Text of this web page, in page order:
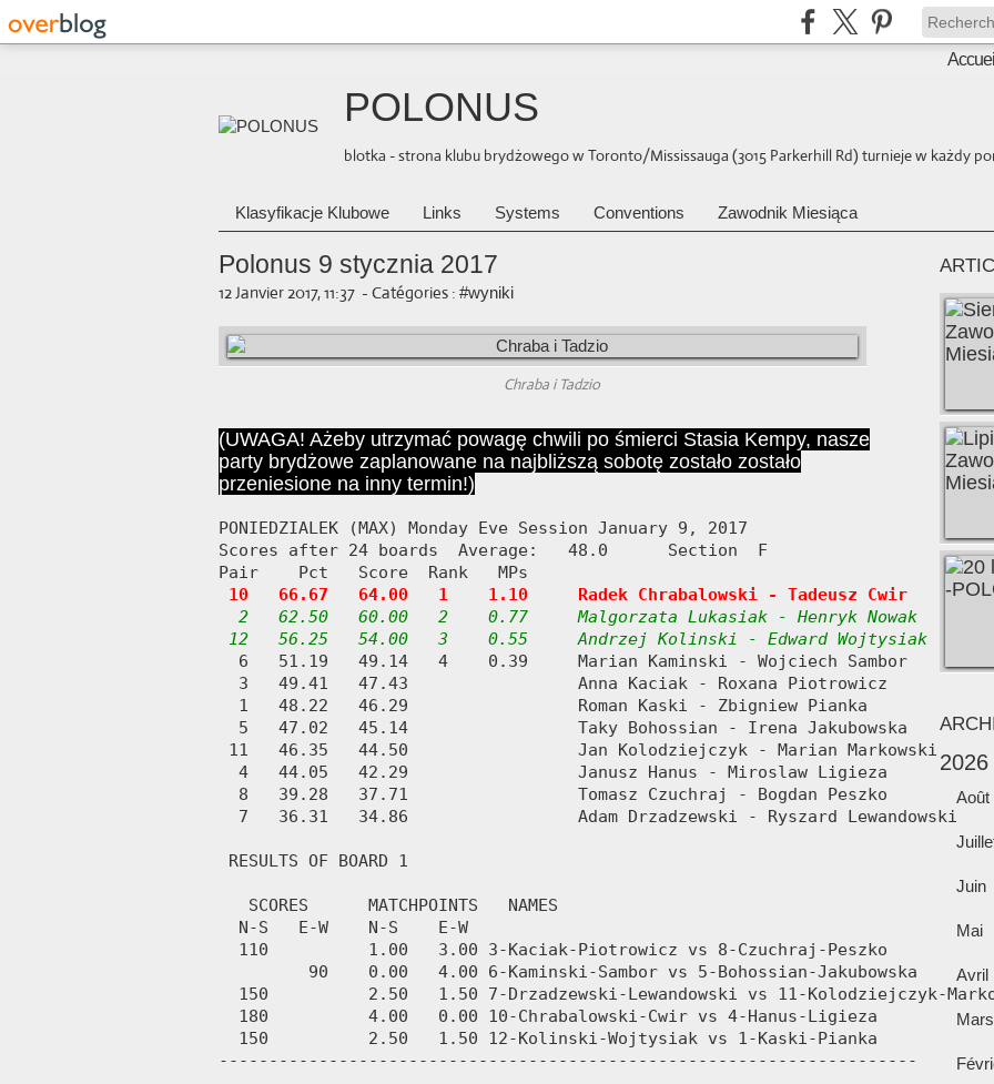
Accueil
POLONUS
blotka - strona klubu brydżowego w Toronto/Mississauga (3015 Parkerhill Rd) turnieje w każdy
Klasyfikacje Klubowe Links Systems Conventions Zawodnik Miesiąca
Polonus 9 stycznia 2017
12 Janvier 2017, 11:37 - Catégories : #wyniki
Chraba i Tadzio
(UWAGA! Ażeby utrzymać powagę chwili po śmierci Stasia Kempy, nasze
party brydżowe zaplanowane na najbliższą sobotę zostało zostało
przeniesione na inny termin!)
PONIEDZIALEK (MAX) Monday Eve Session January 9, 2017
Scores after 24 boards  Average:   48.0      Section  F
Pair    Pct   Score  Rank   MPs
10   66.67   64.00   1    1.10     Radek Chrabalowski - Tadeusz Cwir
2   62.50   60.00   2    0.77     Malgorzata Lukasiak - Henryk Nowak
12   56.25   54.00   3    0.55     Andrzej Kolinski - Edward Wojtysiak
2026
Août
Juin
Mai
Avril
Mars